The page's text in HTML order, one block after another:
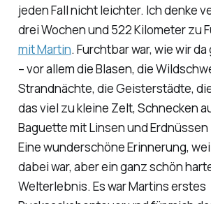
jeden Fall nicht leichter. Ich denke
drei Wochen und 522 Kilometer zu
mit Martin. Furchtbar war, wie wir
– vor allem die Blasen, die
Strandnächte, die Geisterstädte,
das viel zu kleine Zelt, Schnecken
Baguette mit Linsen und Erdnüssen
Eine wunderschöne Erinnerung,
dabei war, aber ein ganz schön
Welterlebnis. Es war Martins erstes